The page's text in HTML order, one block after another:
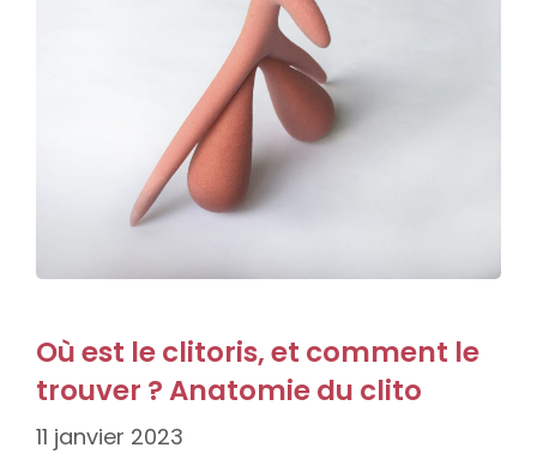
Où est le clitoris, et comment le
trouver ? Anatomie du clito
11 janvier 2023